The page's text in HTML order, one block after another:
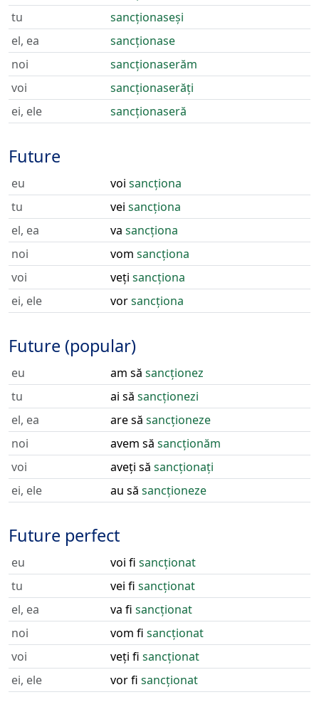
tu
sancționaseși
el, ea
sancționase
noi
sancționaserăm
voi
sancționaserăți
ei, ele
sancționaseră
Future
eu voi sancționa
tu
vei sancționa
el, ea
va sancționa
noi
vom sancționa
voi
veți sancționa
ei, ele
vorsancționa
Future (popular)
eu am să sancționez
tu
ai să sancționezi
el, ea
are să sancționeze
noi
avem să sancționăm
voi
aveți să sancționați
ei, ele
au să sancționeze
Future perfect
eu voi fi sancționat
tu
vei fi sancționat
el, ea
va fi sancționat
noi
vom fi sancționat
voi
veți fi sancționat
ei, ele
vor fi sancționat